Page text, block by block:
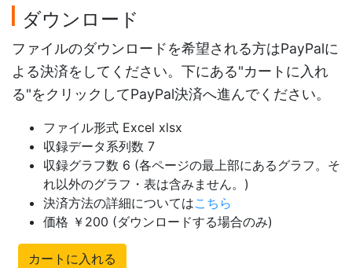
ダウンロード
ファイルのダウンロードを希望される方はPayPalに
よる決済をしてください。下にある"カートに入れ
る"をクリックしてPayPal決済へ進んでください。
ファイル形式 Excel xlsx
収録データ系列数 7
収録グラフ数 6 (各ページの最上部にあるグラフ。そ
れ以外のグラフ・表は含みません。)
決済方法の詳細についてはこちら
価格 ￥200 (ダウンロードする場合のみ)
カートに入れる